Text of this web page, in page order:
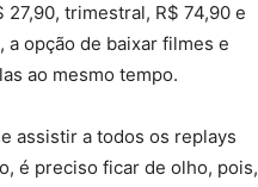
trimestral, R$ 74,90 e
opção de baixar filmes e
ao mesmo tempo.
assistir a todos os replays
é preciso ficar de olho, pois,